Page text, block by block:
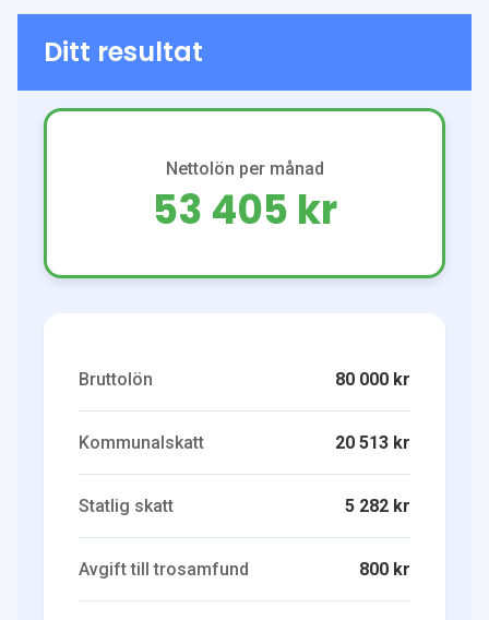
Ditt resultat
Nettolön per månad
53 405 kr
Bruttolön 80 000 kr
Kommunalskatt 20 513 kr
Statlig skatt 5 282 kr
Avgift till trosamfund 800 kr